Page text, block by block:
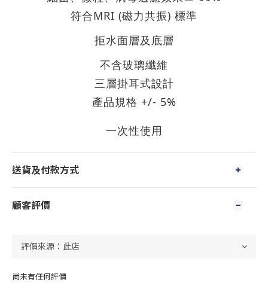
符合MRI (磁力共振) 標準
拒水面層及底層
不含玻璃纖維
三層掛耳式設計
產品規格 +/- 5%
一次性使用
送貨及付款方式
顧客評價
尚未有任何評價